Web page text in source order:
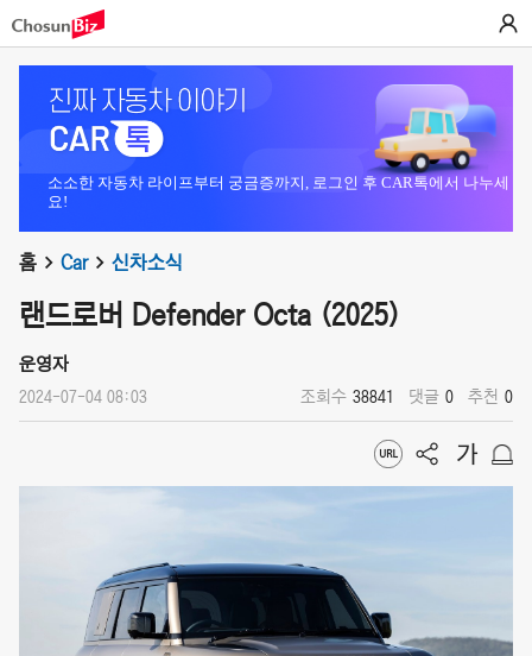
소소한 자동차 라이프부터 궁금증까지, 로그인 후 CAR톡에서 나누세
요!
홈 Car 신차소식
랜드로버 Defender Octa (2025)
운영자
2024-07-04 08:03 조회수 38841 댓글 0 추천 0